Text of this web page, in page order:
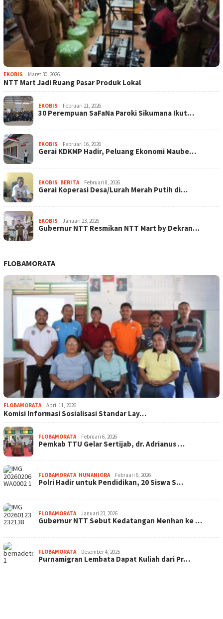
EKOBIS Maret 30, 2026
NTT Mart Jadi Ruang Pasar Produk Lokal
EKOBIS Februari 21, 2026
30 Perempuan SaFaNa Paroki Sikumana Ikut…
EKOBIS Februari 16, 2026
Gerai KDKMP Hadir, Peluang Ekonomi Maube…
EKOBIS BERITA Februari 8, 2026
Gerai Koperasi Desa/Lurah Merah Putih di…
EKOBIS Januari 23, 2026
Gubernur NTT Resmikan NTT Mart by Dekran…
FLOBAMORATA
FLOBAMORATA April 11, 2026
Komisi Informasi Sosialisasi Standar Lay…
FLOBAMORATA Februari 6, 2026
Pemkab TTU Gelar Sertijab, dr. Adrianus …
FLOBAMORATA, HUMANIORA Februari 6, 2026
Polri Hadir untuk Pendidikan, 20 Siswa S…
FLOBAMORATA Januari 23, 2026
Gubernur NTT Sebut Kedatangan Menhan ke …
FLOBAMORATA Desember 4, 2025
Purnamigran Lembata Dapat Kuliah dari Pr…